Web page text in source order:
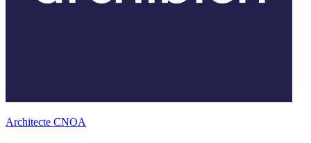
Architecte CNOA